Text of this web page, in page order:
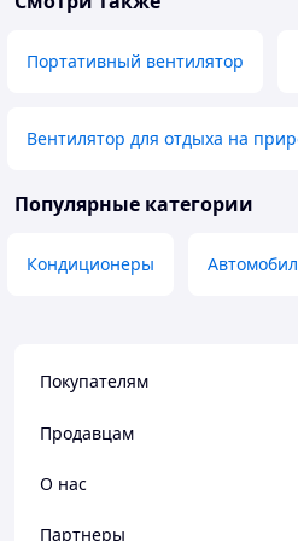
Портативный вентилятор
Вентилятор для отдыха на
Популярные категории
Кондиционеры
Покупателям
Продавцам
О нас
Партнеры